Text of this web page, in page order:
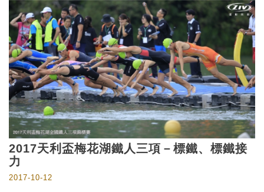
2017天利盃梅花湖鐵人三項－標鐵、標鐵接
力
2017-10-12